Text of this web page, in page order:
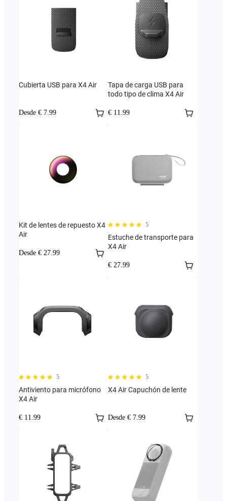
Cubierta USB para X4 Air
Desde € 7.99
Tapa de carga USB para
todo tipo de clima X4 Air
€ 11.99
Kit de lentes de repuesto X4
Air
Desde € 27.99
5
Estuche de transporte para
X4 Air
€ 27.99
5
Antiviento para micrófono
X4 Air
€ 11.99
5
X4 Air Capuchón de lente
Desde € 7.99